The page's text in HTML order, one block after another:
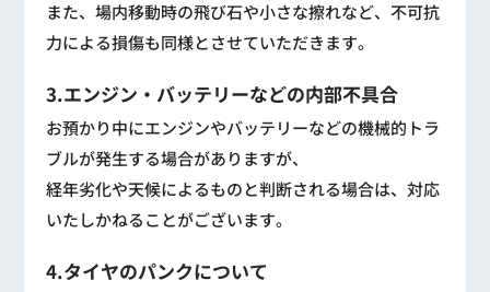
また、場内移動時の飛び石や小さな擦れなど、不可抗
力による損傷も同様とさせていただきます。
3.エンジン・バッテリーなどの内部不具合
お預かり中にエンジンやバッテリーなどの機械的トラ
ブルが発生する場合がありますが、
経年劣化や天候によるものと判断される場合は、対応
いたしかねることがございます。
4.タイヤのパンクについて